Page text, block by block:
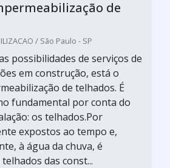
de
/ São Paulo - SP
possibilidades de serviços de
em construção, está o
de telhados. É
fundamental por conta do
os telhados.Por
expostos ao tempo e,
à água da chuva, é
das const...